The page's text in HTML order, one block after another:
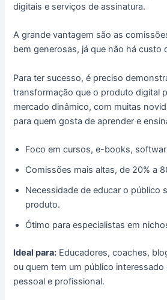
digitais e serviços de assinatura.
A grande vantagem são as
bem generosas, já que não há custo
Para ter sucesso, é preciso
transformação que o produto digital
mercado dinâmico, com muitas
para quem gosta de aprender e
Foco em cursos, e-books,
Comissões mais altas, de 20% a
Necessidade de educar o público
produto.
Ótimo para especialistas em
Ideal para: Educadores, coaches,
ou quem tem um público
pessoal e profissional.